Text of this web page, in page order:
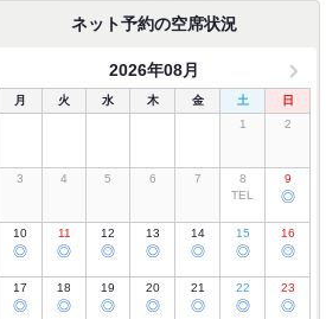
ネット予約の空席状況
2026年08月
月 火 水 木 金 土
日
1
2
3 4 5 6 7
8
TEL
9
◎
10
◎
11
◎
12
◎
13
◎
14
◎
15
◎
16
◎
17
◎
18
◎
19
◎
20
◎
21
◎
22
◎
23
◎